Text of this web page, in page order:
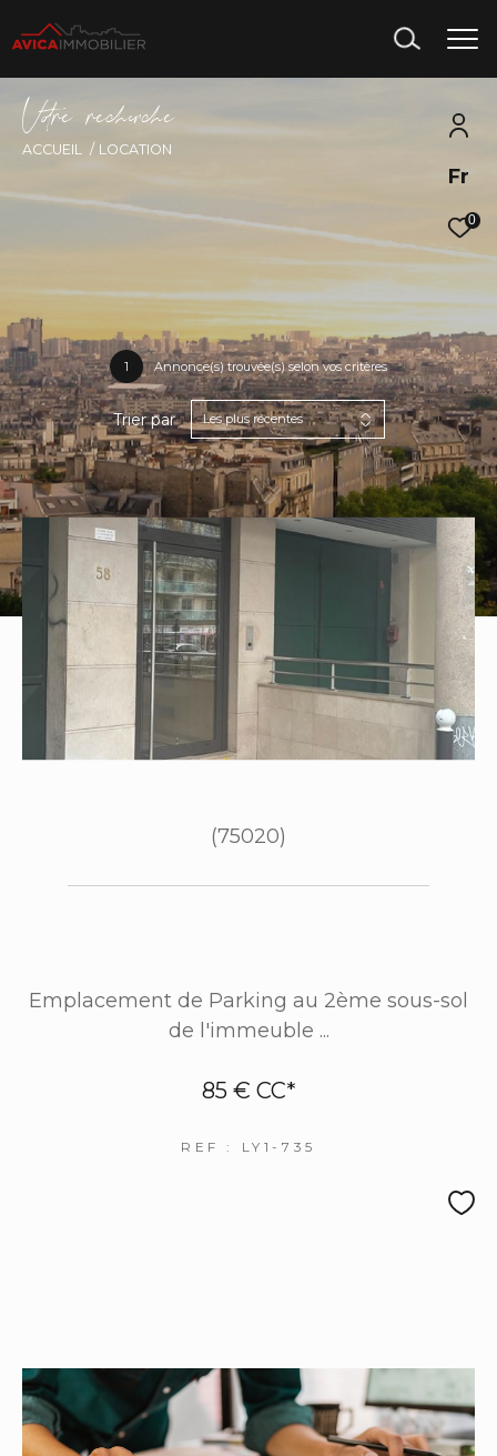
Fr
0
Vore recece
ACCUEIL LOCATION
1 Annonce(s) trouvée(s) selon vos critères
Trier par Les plus récentes
(75020)
Emplacement de Parking au 2ème sous-sol
de l'immeuble ...
85 € CC*
REF : LY1-735